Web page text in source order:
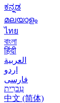
ಕನ್ನಡ
മലയാളം
ไทย
বাংলা
हिंदी
العربية
اردو
فارسی
עִברִית
中文 (简体)